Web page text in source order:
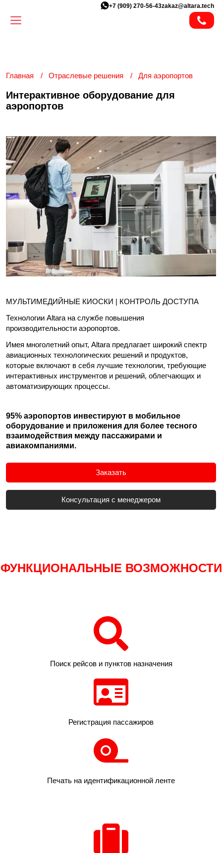
+7 (909) 270-56-43zakaz@altara.tech
Главная Отраслевые решения Для аэропортов
Интерактивное оборудование для
аэропортов
МУЛЬТИМЕДИЙНЫЕ КИОСКИ | КОНТРОЛЬ ДОСТУПА
Технологии Altara на службе повышения
производительности аэропортов.
Имея многолетний опыт, Altara предлагает широкий спектр
авиационных технологических решений и продуктов,
которые включают в себя лучшие технологии, требующие
интерактивных инструментов и решений, облегчающих и
автоматизирующих процессы.
95% аэропортов инвестируют в мобильное
оборудование и приложения для более тесного
взаимодействия между пассажирами и
авиакомпаниями.
Заказать
Консультация с менеджером
ФУНКЦИОНАЛЬНЫЕ ВОЗМОЖНОСТИ
Поиск рейсов и пунктов назначения
Регистрация пассажиров
Печать на идентификационной ленте